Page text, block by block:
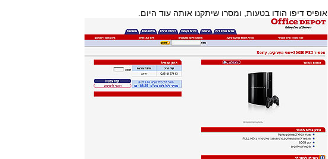
אופיס דיפו הודו בטעות, ומסרו שיתקנו אותה עוד היום.